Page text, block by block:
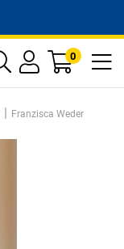
0
| Franzisca Weder